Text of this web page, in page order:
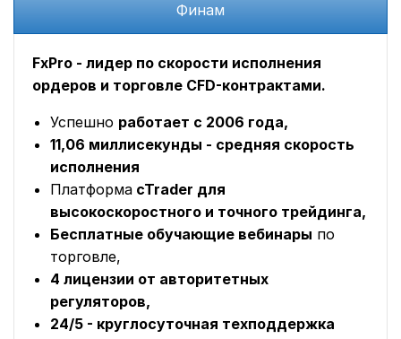
Финам
FxPro - лидер по скорости исполнения
ордеров и торговле CFD-контрактами.
Успешно работает с 2006 года,
11,06 миллисекунды - средняя скорость
исполнения
Платформа cTrader для
высокоскоростного и точного трейдинга,
Бесплатные обучающие вебинары по
торговле,
4 лицензии от авторитетных
регуляторов,
24/5 - круглосуточная техподдержка